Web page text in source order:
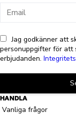
Jag godkänner att
personuppgifter för att
erbjudanden.
HANDLA
Vanliga frågor